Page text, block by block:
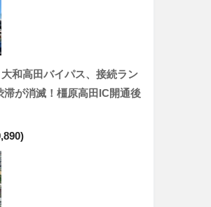
和高田バイパス、接続ラン
滞が消滅！橿原高田IC開通後